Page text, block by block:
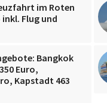
im Roten
inkl. Flug und
Bangkok
Euro,
Kapstadt 463